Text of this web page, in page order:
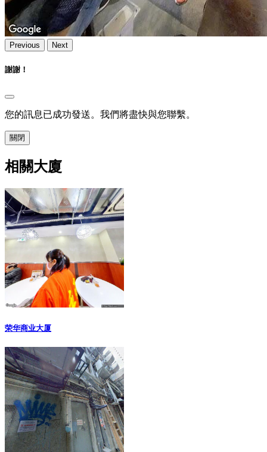
Previous Next
謝謝！
您的訊息已成功發送。我們將盡快與您聯繫。
關閉
相關大廈
荣华商业大厦